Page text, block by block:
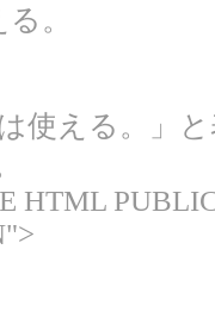
。
使える。」
HTML